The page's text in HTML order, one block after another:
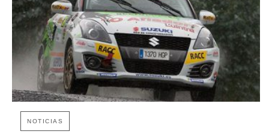
NOTICIAS